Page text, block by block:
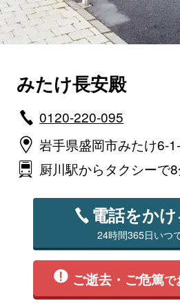
みたけ長安殿
0120-220-095
岩手県盛岡市みたけ6-
厨川駅からタクシーで
電話をかけ
24時間365日いつ
ご逝去・ご危篤で